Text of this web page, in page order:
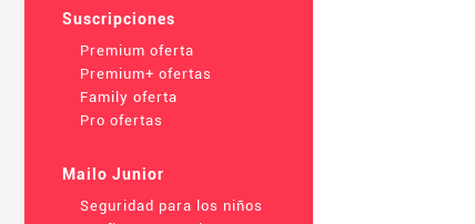
Suscripciones
Premium oferta
Premium+ ofertas
Family oferta
Pro ofertas
Mailo Junior
Seguridad para los niños